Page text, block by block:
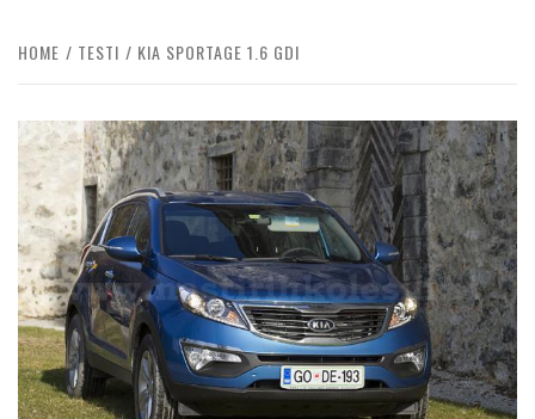
HOME TESTI KIA SPORTAGE 1.6 GDI